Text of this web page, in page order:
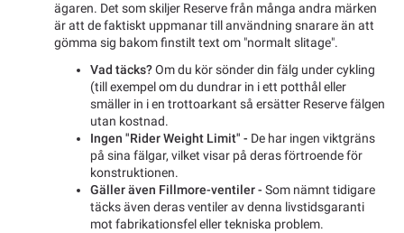
ägaren. Det som skiljer Reserve från många andra märken
är att de faktiskt uppmanar till användning snarare än att
gömma sig bakom finstilt text om "normalt slitage".
Vad täcks?Om du kör sönder din fälg under cykling
(till exempel om du dundrar in i ett potthål eller
smäller in i en trottoarkant så ersätter Reserve fälgen
utan kostnad.
Ingen "Rider Weight Limit" - De har ingen viktgräns
på sina fälgar, vilket visar på deras förtroende för
konstruktionen.
Gäller även Fillmore-ventiler - Som nämnt tidigare
täcks även deras ventiler av denna livstidsgaranti
mot fabrikationsfel eller tekniska problem.